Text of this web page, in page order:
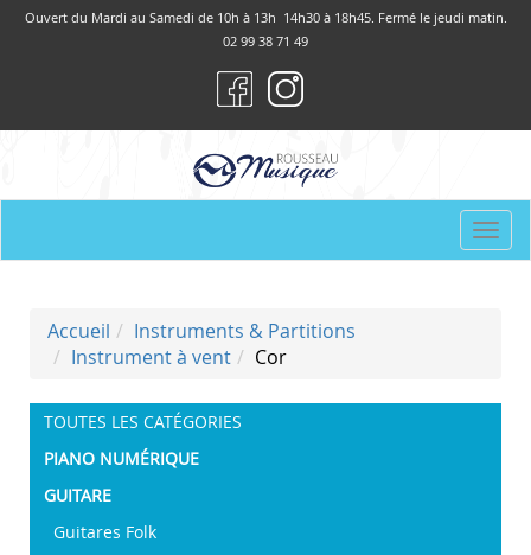
Ouvert du Mardi au Samedi de 10h à 13h 14h30 à 18h45. Fermé le jeudi matin.
02 99 38 71 49
Accueil
Instruments & Partitions
Instrument à vent
Cor
TOUTES LES CATÉGORIES
PIANO NUMÉRIQUE
GUITARE
Guitares Folk
Panneau de gestion des cookies